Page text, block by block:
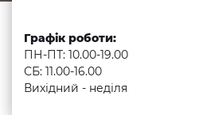
Графік роботи:
ПН-ПТ: 10.00-19.00
СБ: 11.00-16.00
Вихідний - неділя